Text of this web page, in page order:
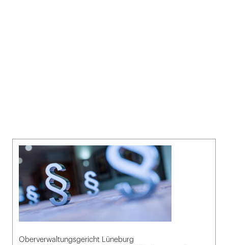
Oberverwaltungsgericht Lüneburg